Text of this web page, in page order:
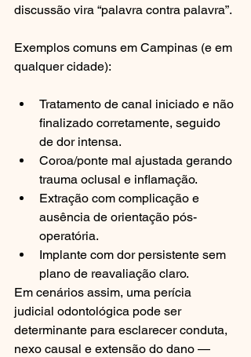
discussão vira “palavra contra palavra”.
Exemplos comuns em Campinas (e em
qualquer cidade):
Tratamento de canal iniciado e não
finalizado corretamente, seguido
de dor intensa.
Coroa/ponte mal ajustada gerando
trauma oclusal e inflamação.
Extração com complicação e
ausência de orientação pós-
operatória.
Implante com dor persistente sem
plano de reavaliação claro.
Em cenários assim, uma perícia
judicial odontológica pode ser
determinante para esclarecer conduta,
nexo causal e extensão do dano —